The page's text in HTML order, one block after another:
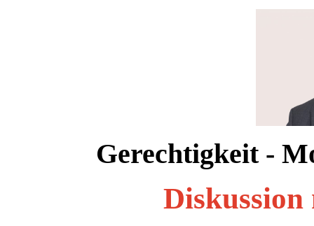
Gerechtigkeit -